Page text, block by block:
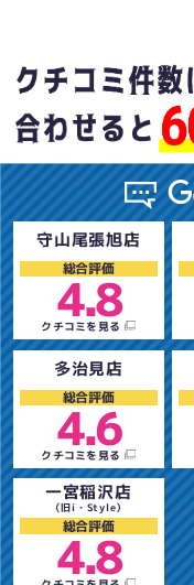
守山尾張旭店
総合評価
4.8
クチコミを見る
多治見店
総合評価
4.6
クチコミを見る
一宮稲沢店
（旧i・Style）
総合評価
4.8